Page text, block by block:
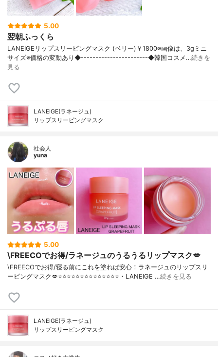
5.00
翌朝ふっくら
LANEIGEリップスリーピングマスク (ベリー)￥1800※画像は、3gミニ
サイズ※価格の変動あり◆-----------------------◆韓国コスメ…続きを
見る
LANEIGE(ラネージュ)
リップスリーピングマスク
社会人
yuna
5.00
\FREECOでお得/ラネージュのうるうるリップマスク💋
\FREECOでお得/寝る前にこれを塗れば安心！ラネージュのリップスリ
ーピングマスク💋⭐️⭐️⭐️⭐️⭐️⭐️⭐️⭐️⭐️⭐️⭐️⭐️⭐️⭐️・LANEIGE …続きを見る
LANEIGE(ラネージュ)
リップスリーピングマスク